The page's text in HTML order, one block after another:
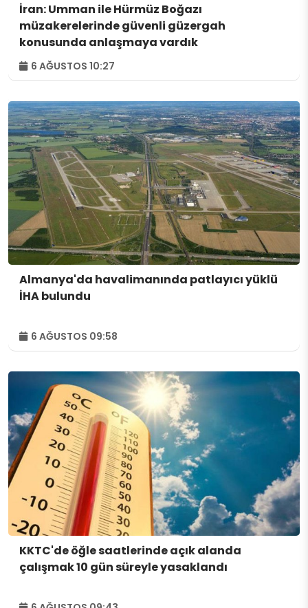
İran: Umman ile Hürmüz Boğazı
müzakerelerinde güvenli güzergah
konusunda anlaşmaya vardık
6 AĞUSTOS 10:27
Almanya'da havalimanında patlayıcı yüklü
İHA bulundu
6 AĞUSTOS 09:58
KKTC'de öğle saatlerinde açık alanda
çalışmak 10 gün süreyle yasaklandı